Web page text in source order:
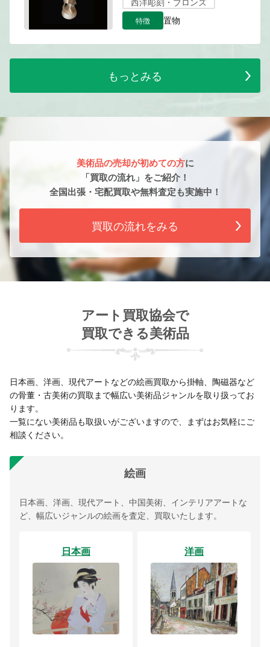
特徴 置物
もっとみる
美術品の売却が初めての方に
「買取の流れ」をご紹介！
全国出張・宅配買取や無料査定も実施中！
買取の流れをみる
アート買取協会で
買取できる美術品
日本画、洋画、現代アートなどの絵画買取から掛軸、陶磁器など
の骨董・古美術の買取まで幅広い美術品ジャンルを取り扱ってお
ります。
一覧にない美術品も取扱いがございますので、まずはお気軽にご
相談ください。
絵画
日本画、洋画、現代アート、中国美術、インテリアアートな
ど、幅広いジャンルの絵画を査定、買取いたします。
日本画 洋画